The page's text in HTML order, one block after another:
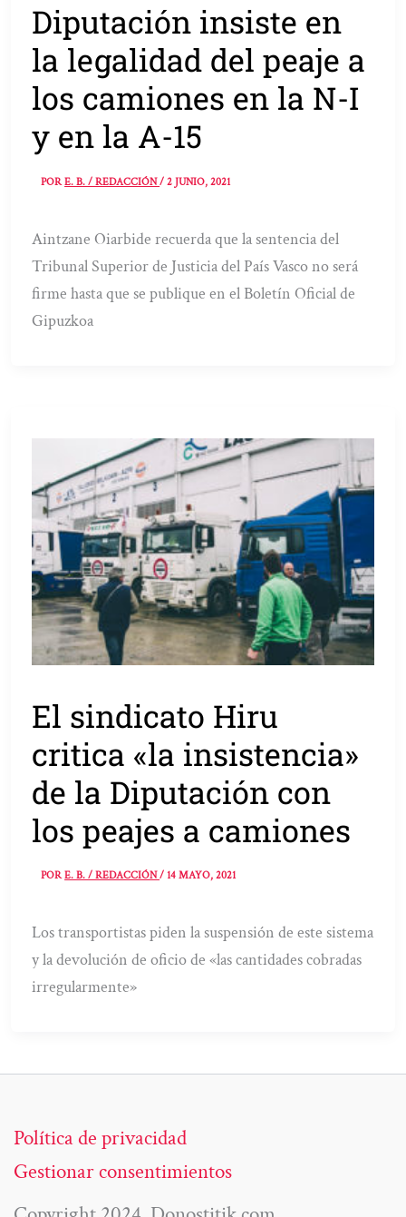
Diputación insiste en
la legalidad del peaje a
los camiones en la N-I
y en la A-15
PORE. B. / REDACCIÓN/2 JUNIO, 2021
Aintzane Oiarbide recuerda que la sentencia del
Tribunal Superior de Justicia del País Vasco no será
firme hasta que se publique en el Boletín Oficial de
Gipuzkoa
El sindicato Hiru
critica «la insistencia»
de la Diputación con
los peajes a camiones
PORE. B. / REDACCIÓN/14 MAYO, 2021
Los transportistas piden la suspensión de este sistema
y la devolución de oficio de «las cantidades cobradas
irregularmente»
Política de privacidad
Gestionar consentimientos